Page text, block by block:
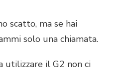
scatto, ma se hai
solo una chiamata.
utilizzare il G2 non ci